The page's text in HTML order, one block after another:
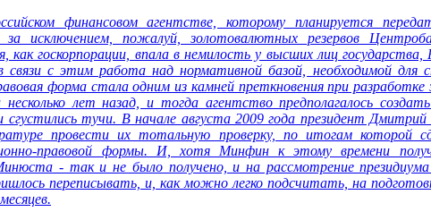
финансовом агентстве, которому планируется
исключением, пожалуй, золотовалютных резервов
как госкорпорации, впала в немилость у высших лиц
с этим работа над нормативной базой, необходимой для
форма стала одним из камней преткновения при
лет назад, и тогда агентство предполагалось
сгустились тучи. В начале августа 2009 года президент Дмитрий
провести их тотальную проверку, по итогам которой
правовой формы. И, хотя Минфин к этому времени
- так и не было получено, и на рассмотрение
переписывать, и, как можно легко подсчитать, на